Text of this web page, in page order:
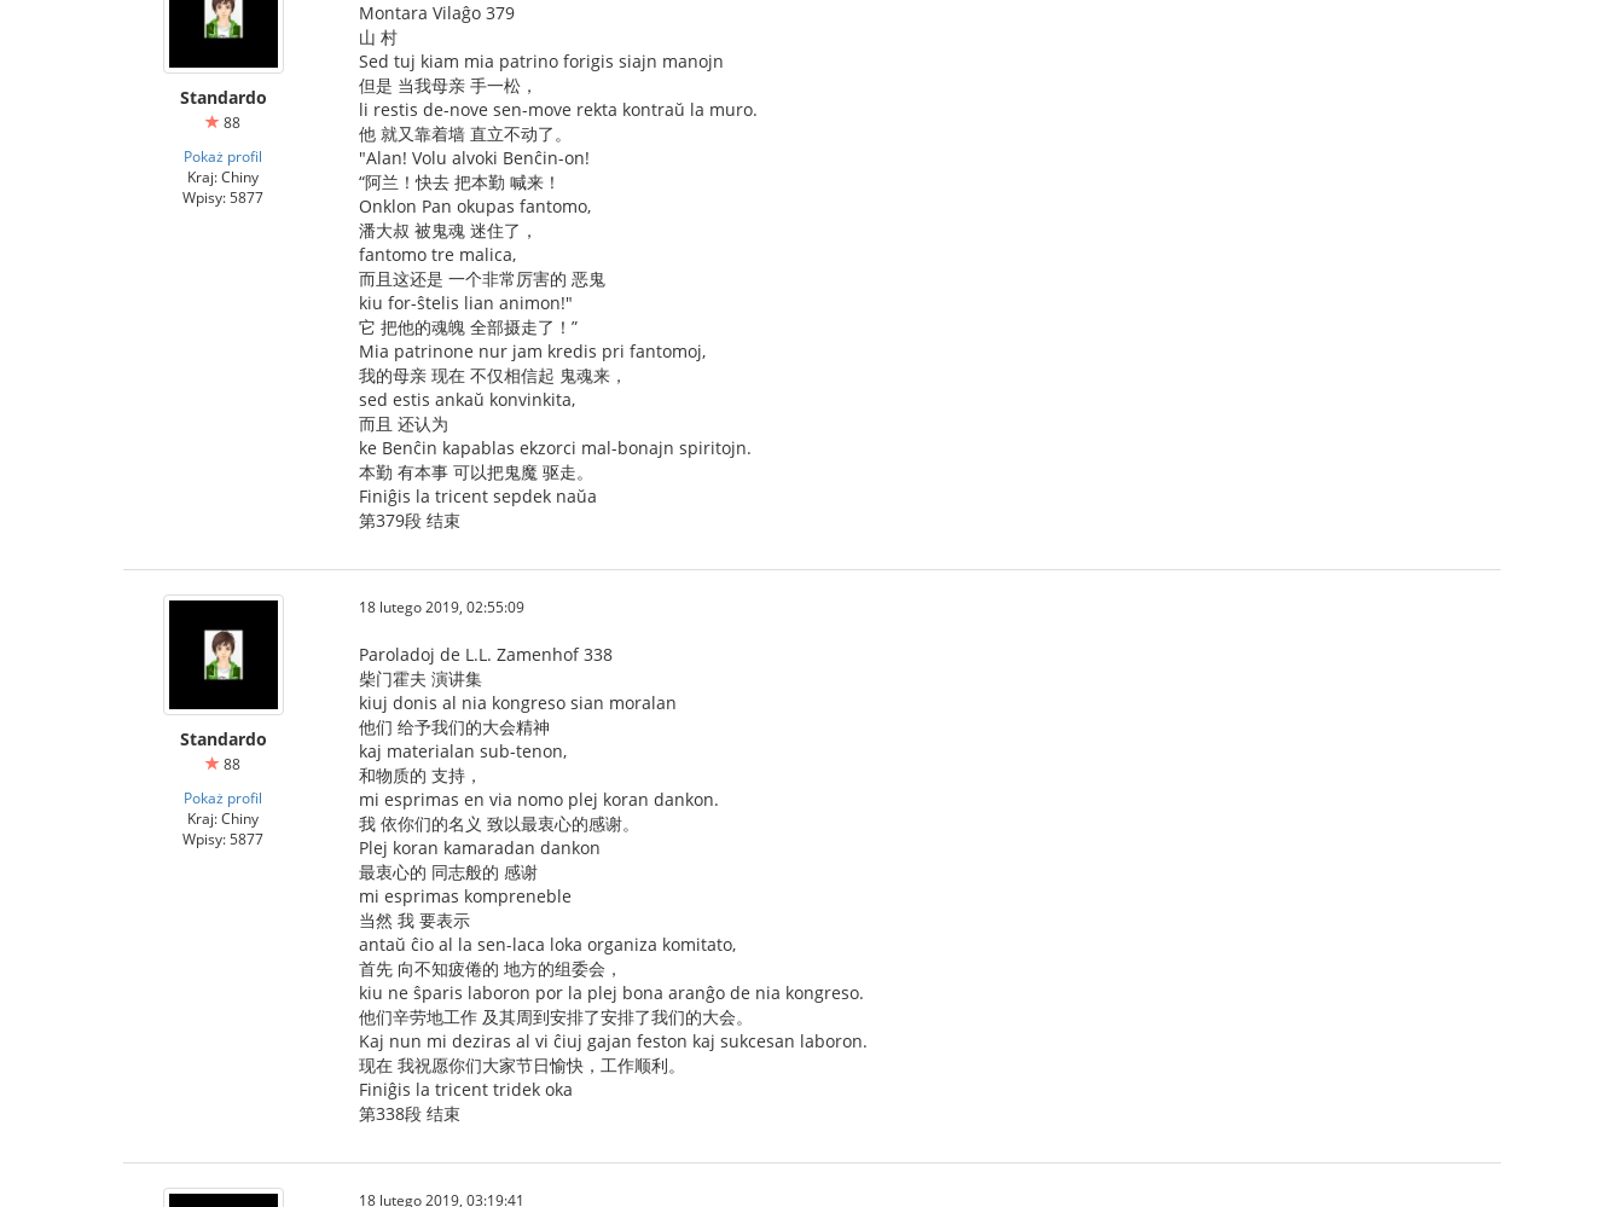
Standardo
88
Pokaż profil
Kraj: Chiny
Wpisy: 5877
Montara Vilaĝo 379
山 村
Sed tuj kiam mia patrino forigis siajn manojn
但是 当我母亲 手一松，
li restis de-nove sen-move rekta kontraŭ la muro.
他 就又靠着墙 直立不动了。
"Alan! Volu alvoki Benĉin-on!
“阿兰！快去 把本勤 喊来！
Onklon Pan okupas fantomo,
潘大叔 被鬼魂 迷住了，
fantomo tre malica,
而且这还是 一个非常厉害的 恶鬼
kiu for-ŝtelis lian animon!"
它 把他的魂魄 全部摄走了！”
Mia patrinone nur jam kredis pri fantomoj,
我的母亲 现在 不仅相信起 鬼魂来，
sed estis ankaŭ konvinkita,
而且 还认为
ke Benĉin kapablas ekzorci mal-bonajn spiritojn.
本勤 有本事 可以把鬼魔 驱走。
Finiĝis la tricent sepdek naŭa
第379段 结束
Standardo
88
Pokaż profil
Kraj: Chiny
Wpisy: 5877
18 lutego 2019, 02:55:09
Paroladoj de L.L. Zamenhof 338
柴门霍夫 演讲集
kiuj donis al nia kongreso sian moralan
他们 给予我们的大会精神
kaj materialan sub-tenon,
和物质的 支持，
mi esprimas en via nomo plej koran dankon.
我 依你们的名义 致以最衷心的感谢。
Plej koran kamaradan dankon
最衷心的 同志般的 感谢
mi esprimas kompreneble
当然 我 要表示
antaŭ ĉio al la sen-laca loka organiza komitato,
首先 向不知疲倦的 地方的组委会，
kiu ne ŝparis laboron por la plej bona aranĝo de nia kongreso.
他们辛劳地工作 及其周到安排了安排了我们的大会。
Kaj nun mi deziras al vi ĉiuj gajan feston kaj sukcesan laboron.
现在 我祝愿你们大家节日愉快，工作顺利。
Finiĝis la tricent tridek oka
第338段 结束
18 lutego 2019, 03:19:41